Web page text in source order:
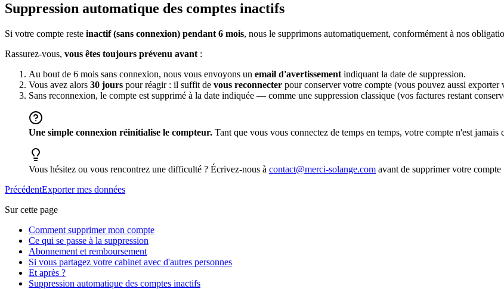
Suppression automatique des comptes inactifs
Si votre compte reste inactif (sans connexion) pendant 6 mois, nous le supprimons automatiquement, conformément à nos
Rassurez-vous, vous êtes toujours prévenu avant :
Au bout de 6 mois sans connexion, nous vous envoyons un email d'avertissement indiquant la date de suppression.
Vous avez alors 30 jours pour réagir : il suffit de vous reconnecter pour conserver votre compte (vous pouvez aussi exporter
Sans reconnexion, le compte est supprimé à la date indiquée — comme une suppression classique (vos factures restant
Une simple connexion réinitialise le compteur. Tant que vous vous connectez de temps en temps, votre compte n'est jamais
Vous hésitez ou vous rencontrez une difficulté ? Écrivez-nous à contact@merci-solange.com avant de supprimer votre
PrécédentExporter mes données
Sur cette page
Comment supprimer mon compte
Ce qui se passe à la suppression
Abonnement et remboursement
Si vous partagez votre cabinet avec d'autres personnes
Et après ?
Suppression automatique des comptes inactifs